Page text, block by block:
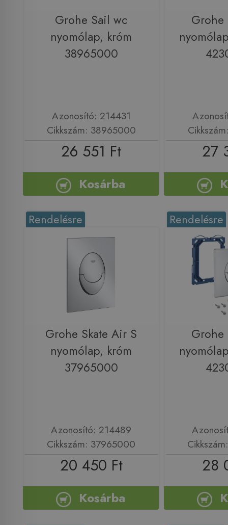
Grohe Sail wc
nyomólap, króm
38965000
Azonosító: 214431
Cikkszám: 38965000
26 551 Ft
Kosárba
Grohe
27
Rendelésre
Grohe Skate Air S
nyomólap, króm
37965000
Azonosító: 214489
Cikkszám: 37965000
20 450 Ft
Kosárba
Rendelésre
Grohe
28